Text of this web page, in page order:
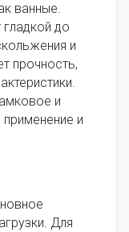
ванные.
до
и
прочность,
и
и
Для